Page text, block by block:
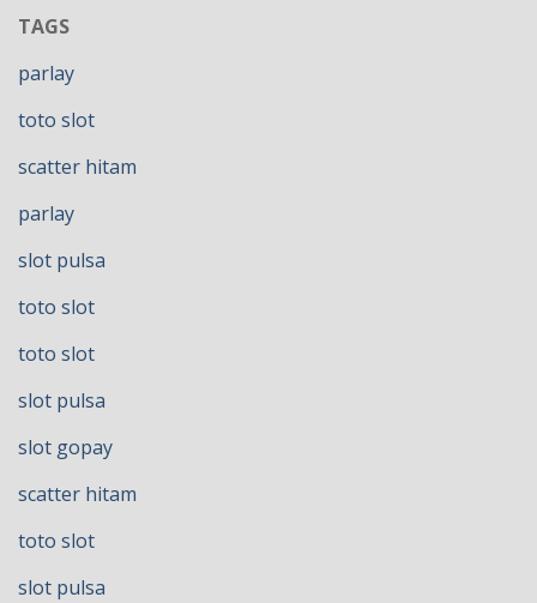
TAGS
parlay
toto slot
scatter hitam
parlay
slot pulsa
toto slot
toto slot
slot pulsa
slot gopay
scatter hitam
toto slot
slot pulsa